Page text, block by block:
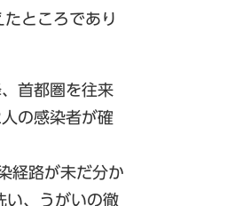
ところであり
首都圏を往来
の感染者が確
経路が未だ分か
い、うがいの徹